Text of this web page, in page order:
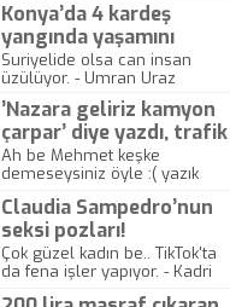
Konya’da 4 kardeş
yangında yaşamını
yitirdi
Suriyelide olsa can insan
üzülüyor. - Umran Uraz
’Nazara geliriz kamyon
çarpar’ diye yazdı, trafik
kazasında öldü!
Ah be Mehmet keşke
demeseysiniz öyle :( yazık
Claudia Sampedro’nun
seksi pozları!
Çok güzel kadın be.. TikTok'ta
da fena işler yapıyor. - Kadri